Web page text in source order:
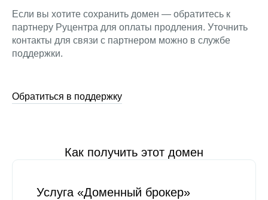
Если вы хотите сохранить домен — обратитесь к
партнеру Руцентра для оплаты продления. Уточнить
контакты для связи с партнером можно в службе
поддержки.
Обратиться в поддержку
Как получить этот домен
Услуга «Доменный брокер»